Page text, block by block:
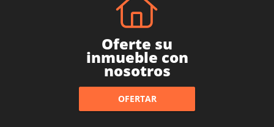
Oferte su
inmueble con
nosotros
OFERTAR